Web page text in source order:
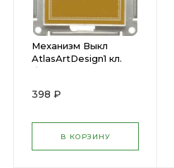
Механизм Выкл
AtlasArtDesign1 кл.
бел. (пласт. осн.)
398 ₽
В КОРЗИНУ